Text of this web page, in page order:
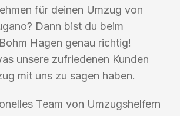
für deinen Umzug von
Dann bist du beim
Hagen genau richtig!
unsere zufriedenen Kunden
mit uns zu sagen haben.
Team von Umzugshelfern